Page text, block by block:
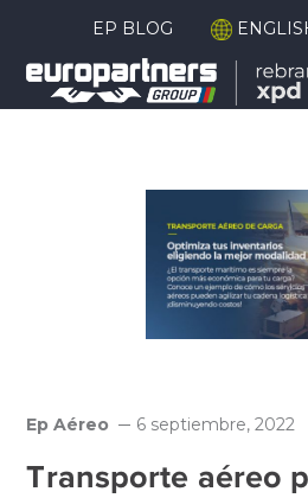
EP BLOG
Ep Aéreo 6 septiembre, 2022
Transporte aéreo